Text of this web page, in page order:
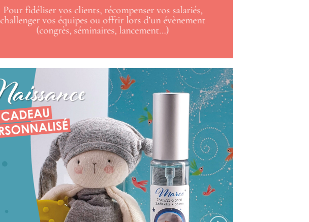
Pour fidéliser vos clients, récompenser vos salariés,
challenger vos équipes ou offrir lors d’un évènement
(congrès, séminaires, lancement…)